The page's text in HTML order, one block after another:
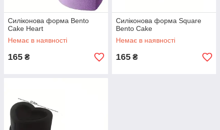
Силіконова форма Bento
Cake Heart
Немає в наявності
165 ₴
Силіконова форма Square
Bento Cake
Немає в наявності
165 ₴